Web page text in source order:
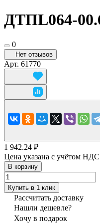
ДТПL064-
0
Нет отзывов
Арт. 61770
1 942.24 ₽
Цена указана с учётом
В корзину
Купить в 1 клик
Рассчитать доставку
Нашли дешевле?
Хочу в подарок